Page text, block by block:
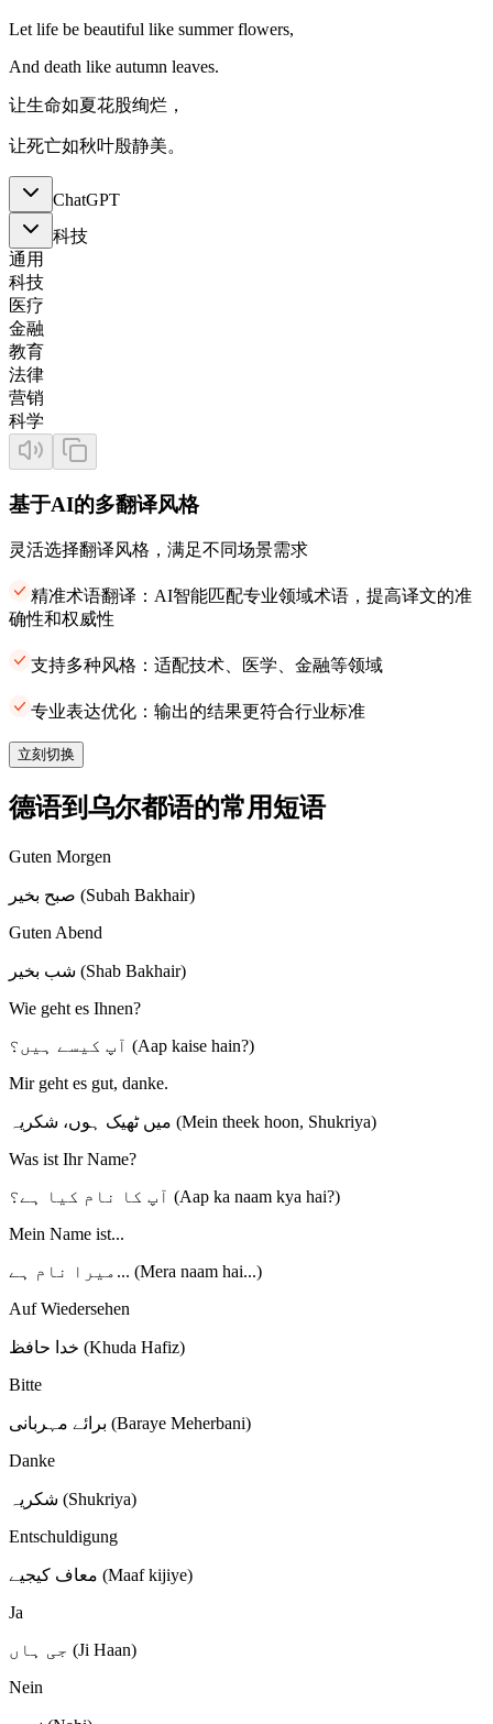
Let life be beautiful like summer flowers,
And death like autumn leaves.
让生命如夏花股绚烂，
让死亡如秋叶殷静美。
ChatGPT
科技
通用
科技
医疗
金融
教育
法律
营销
科学
基于AI的多翻译风格
灵活选择翻译风格，满足不同场景需求
精准术语翻译：AI智能匹配专业领域术语，提高译文的准
确性和权威性
支持多种风格：适配技术、医学、金融等领域
专业表达优化：输出的结果更符合行业标准
立刻切换
德语到乌尔都语的常用短语
Guten Morgen
صبح بخیر (Subah Bakhair)
Guten Abend
شب بخیر (Shab Bakhair)
Wie geht es Ihnen?
آپ کیسے ہیں؟ (Aap kaise hain?)
Mir geht es gut, danke.
میں ٹھیک ہوں، شکریہ (Mein theek hoon, Shukriya)
Was ist Ihr Name?
آپ کا نام کیا ہے؟ (Aap ka naam kya hai?)
Mein Name ist...
میرا نام ہے... (Mera naam hai...)
Auf Wiedersehen
خدا حافظ (Khuda Hafiz)
Bitte
برائے مہربانی (Baraye Meherbani)
Danke
شکریہ (Shukriya)
Entschuldigung
معاف کیجیے (Maaf kijiye)
Ja
جی ہاں (Ji Haan)
Nein